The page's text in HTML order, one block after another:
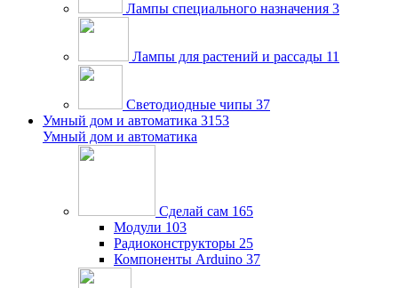
Лампы специального назначения 3
Лампы для растений и рассады 11
Светодиодные чипы 37
Умный дом и автоматика 3153
Умный дом и автоматика
Сделай сам 165
Модули 103
Радиоконструкторы 25
Компоненты Arduino 37